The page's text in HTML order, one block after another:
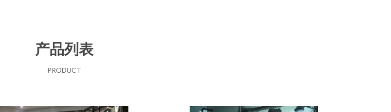
产品列表
PRODUCT